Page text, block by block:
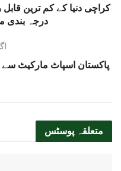
کراچی دنیا کے کم ترین
درجہ بندی میں 170ویں
پاکستان اسپاٹ مارکیٹ
متعلقہ پوسٹس